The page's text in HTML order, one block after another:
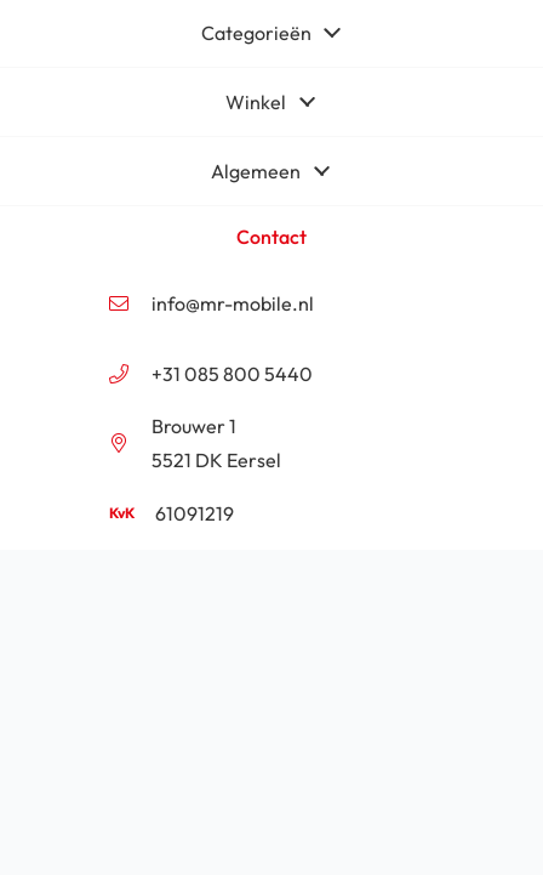
Categorieën
Winkel
Algemeen
Contact
info@mr-mobile.nl
+31 085 800 5440
Brouwer 1
5521 DK Eersel
61091219